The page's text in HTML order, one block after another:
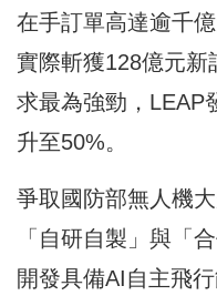
在手訂單高達逾千
實際斬獲128億元新
求最為強勁，LEAP
升至50%。
爭取國防部無人機
「自研自製」與「
開發具備AI自主飛